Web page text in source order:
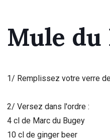
Mule du
1/ Remplissez votre verre
2/ Versez dans l'ordre :
4 cl de Marc du Bugey
10 cl de ginger beer